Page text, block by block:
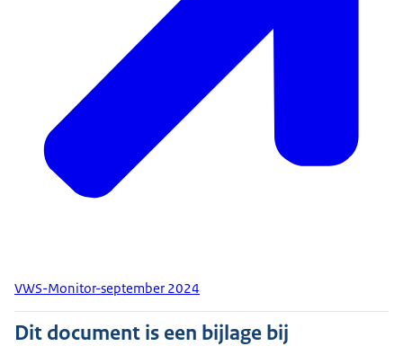
VWS-Monitor-september 2024
Dit document is een bijlage bij